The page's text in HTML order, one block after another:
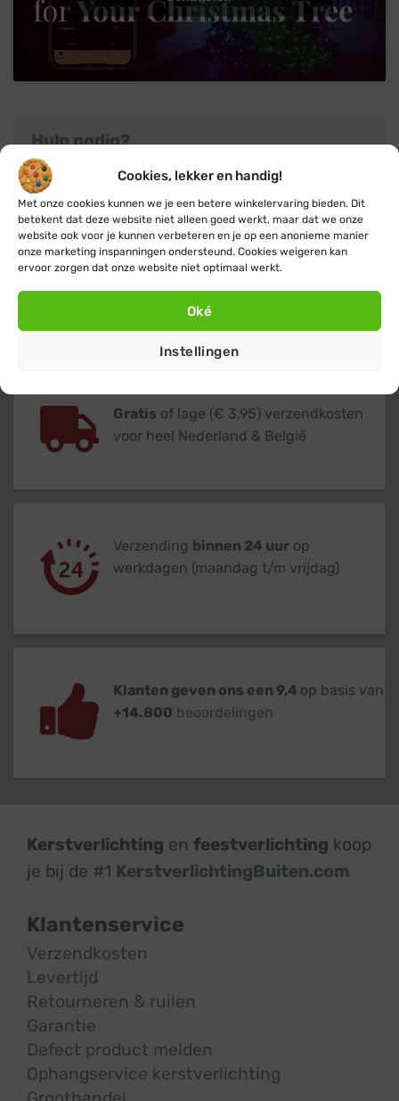
Cookies, lekker en handig!
Met onze cookies kunnen we je een betere winkelervaring bieden. Dit
betekent dat deze website niet alleen goed werkt, maar dat we onze
website ook voor je kunnen verbeteren en je op een anonieme manier
onze marketing inspanningen ondersteund. Cookies weigeren kan
ervoor zorgen dat onze website niet optimaal werkt.
Oké
Instellingen
Hulp nodig?
Heb je nog vragen over Twinkly
kerstboomverlichting of kom je er niet helemaal
uit? Neem dan gerustcontactmet ons op, we
helpen je graag met advies. Of klik verder naar het
overzicht met alleTwinklyproducten.
Gratis of lage (€ 3,95) verzendkosten
voor heel Nederland & België
Verzending binnen 24 uur op
werkdagen (maandag t/m vrijdag)
Klanten geven ons een 9,4 op basis van
+14.800 beoordelingen
Kerstverlichting en feestverlichting koop
je bij de #1 KerstverlichtingBuiten.com
Klantenservice
Verzendkosten
Levertijd
Retourneren & ruilen
Garantie
Defect product melden
Ophangservice kerstverlichting